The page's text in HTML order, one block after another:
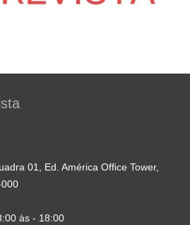
01, Ed. América Office Tower,
às - 18:00